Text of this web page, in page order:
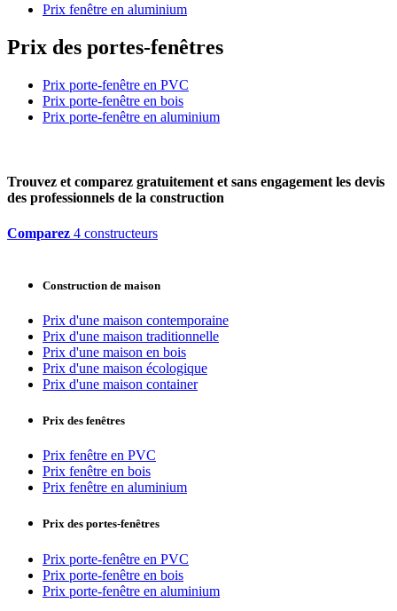
Prix fenêtre en aluminium
Prix des portes-fenêtres
Prix porte-fenêtre en PVC
Prix porte-fenêtre en bois
Prix porte-fenêtre en aluminium
Trouvez et comparez gratuitement et sans engagement les devis
des professionnels de la construction
Comparez 4 constructeurs
Construction de maison
Prix d'une maison contemporaine
Prix d'une maison traditionnelle
Prix d'une maison en bois
Prix d'une maison écologique
Prix d'une maison container
Prix des fenêtres
Prix fenêtre en PVC
Prix fenêtre en bois
Prix fenêtre en aluminium
Prix des portes-fenêtres
Prix porte-fenêtre en PVC
Prix porte-fenêtre en bois
Prix porte-fenêtre en aluminium